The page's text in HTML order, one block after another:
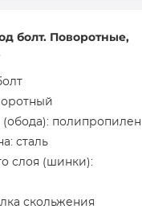
болт. Поворотные,
полипропилен
сталь
слоя (шинки):
скольжения